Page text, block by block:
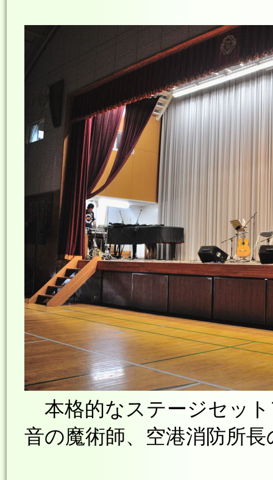
本格的なステージセッ
音の魔術師、空港消防所